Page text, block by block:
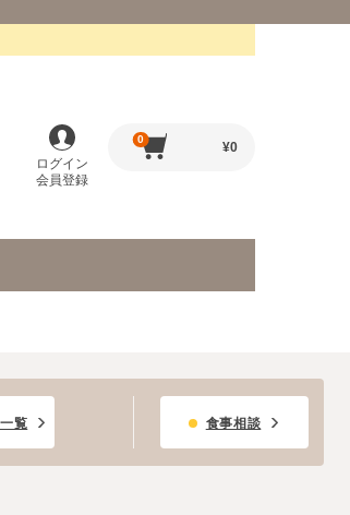
ログイン
会員登録
0
¥0
覧 食事相談